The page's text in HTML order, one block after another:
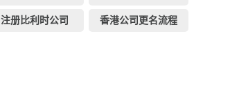
注册比利时公司 香港公司更名流程